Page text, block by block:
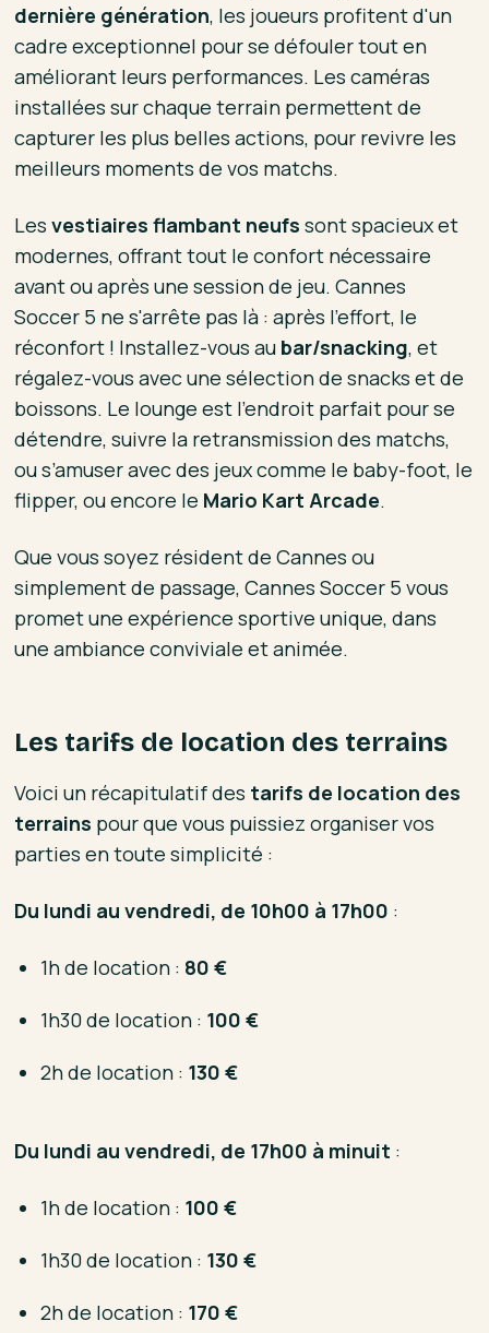
dernière génération, les joueurs profitent d'un
cadre exceptionnel pour se défouler tout en
améliorant leurs performances. Les caméras
installées sur chaque terrain permettent de
capturer les plus belles actions, pour revivre les
meilleurs moments de vos matchs.
Lesvestiaires flambant neufs sont spacieux et
modernes, offrant tout le confort nécessaire
avant ou après une session de jeu. Cannes
Soccer 5 ne s'arrête pas là : après l’effort, le
réconfort ! Installez-vous au bar/snacking, et
régalez-vous avec une sélection de snacks et de
boissons. Le lounge est l’endroit parfait pour se
détendre, suivre la retransmission des matchs,
ou s’amuser avec des jeux comme le baby-foot, le
flipper, ou encore le Mario Kart Arcade.
Que vous soyez résident de Cannes ou
simplement de passage, Cannes Soccer 5 vous
promet une expérience sportive unique, dans
une ambiance conviviale et animée.
Les tarifs de location des terrains
Voici un récapitulatif des tarifs de location des
terrains pour que vous puissiez organiser vos
parties en toute simplicité :
Du lundi au vendredi, de 10h00 à 17h00 :
1h de location : 80 €
1h30 de location : 100 €
2h de location : 130 €
Du lundi au vendredi, de 17h00 à minuit :
1h de location : 100 €
1h30 de location : 130 €
2h de location : 170 €